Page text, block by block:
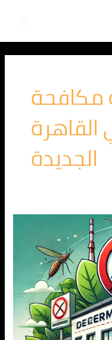
الجديدة